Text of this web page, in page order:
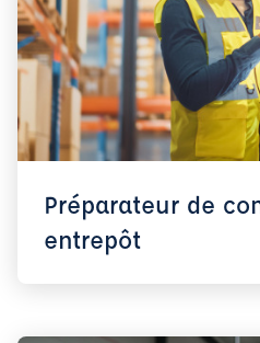
Préparateur de
entrepôt